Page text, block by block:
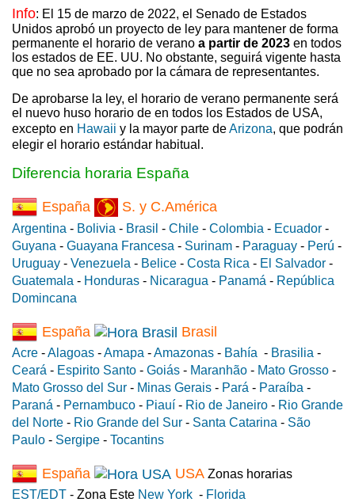
Info: El 15 de marzo de 2022, el Senado de Estados
Unidos aprobó un proyecto de ley para mantener de forma
permanente el horario de verano a partir de 2023 en todos
los estados de EE. UU. No obstante, seguirá vigente hasta
que no sea aprobado por la cámara de representantes.
De aprobarse la ley, el horario de verano permanente será
el nuevo huso horario de en todos los Estados de USA,
excepto en Hawaii y la mayor parte deArizona, que podrán
elegir el horario estándar habitual.
Diferencia horaria España
España S. y C.América
Argentina - Bolivia - Brasil - Chile - Colombia - Ecuador -
Guyana - Guayana Francesa - Surinam - Paraguay - Perú -
Uruguay - Venezuela - Belice - Costa Rica - El Salvador -
Guatemala - Honduras - Nicaragua - Panamá - República
Domincana
España Brasil
Acre -Alagoas -Amapa -Amazonas - Bahía - Brasilia -
Ceará - Espirito Santo - Goiás - Maranhão - Mato Grosso -
Mato Grosso del Sur - Minas Gerais - Pará - Paraíba -
Paraná - Pernambuco - Piauí - Rio de Janeiro - Rio Grande
del Norte - Rio Grande del Sur - Santa Catarina - São
Paulo - Sergipe - Tocantins
España USA Zonas horarias
EST/EDT - Zona Este New York - Florida